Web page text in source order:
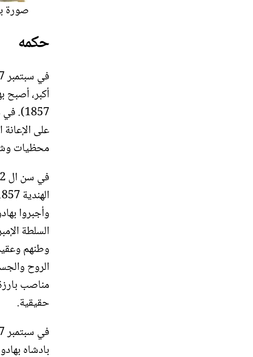
صورة
حكمه
على
محظيات
وأجبروا
السلطة
وطنهم
الروح
مناصب
حقيقية.
بادشاه